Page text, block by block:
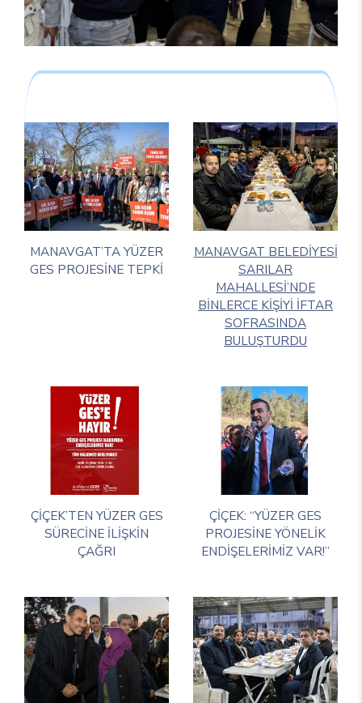
MANAVGAT’TA YÜZER
GES PROJESİNE TEPKİ
MANAVGAT BELEDİYESİ
SARILAR
MAHALLESİ’NDE
BİNLERCE KİŞİYİ İFTAR
SOFRASINDA
BULUŞTURDU
ÇİÇEK’TEN YÜZER GES
SÜRECİNE İLİŞKİN
ÇAĞRI
ÇİÇEK: “YÜZER GES
PROJESİNE YÖNELİK
ENDİŞELERİMİZ VAR!”